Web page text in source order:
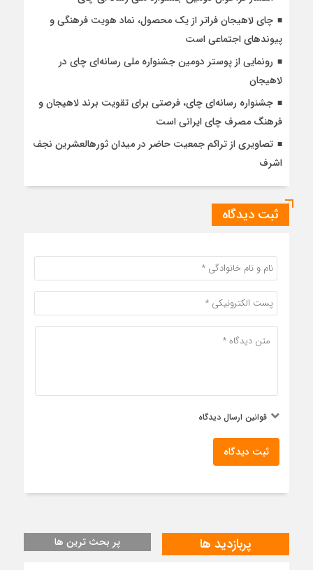
چای لاهیجان فراتر از یک محصول، نماد هویت فرهنگی و
پیوندهای اجتماعی است
رونمایی از پوستر دومین جشنواره ملی رسانه‌ای چای در
لاهیجان
جشنواره رسانه‌ای چای، فرصتی برای تقویت برند لاهیجان و
فرهنگ مصرف چای ایرانی است
تصاویری از تراکم جمعیت حاضر در میدان ثورهالعشرین نجف
اشرف
ثبت دیدگاه
قوانین ارسال دیدگاه
ثبت دیدگاه
پربازدید ها پر بحث ترین ها